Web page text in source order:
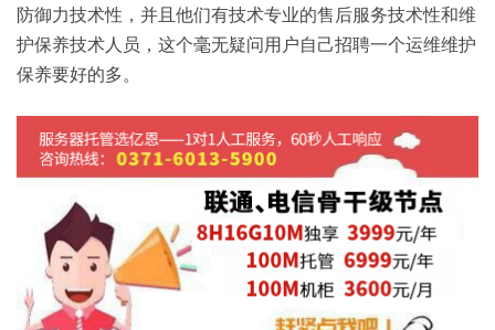
防御力技术性，并且他们有技术专业的售后服务技术性和维
护保养技术人员，这个毫无疑问用户自己招聘一个运维维护
保养要好的多。